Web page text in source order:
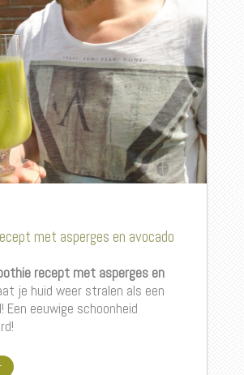
met asperges en avocado
recept met asperges en
je huid weer stralen als een
Een eeuwige schoonheid